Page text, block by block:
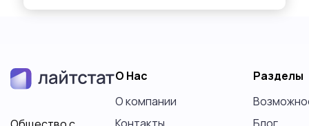
О Нас
О компании
Разделы